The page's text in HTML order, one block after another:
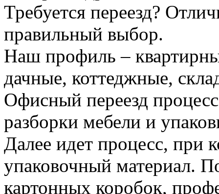
Требуется переезд?
правильный выбор.
Наш профиль –
дачные, коттеджные,
Офисный переезд
разборки мебели и
Далее идет процесс, при
упаковочный материал.
картонных коробок,